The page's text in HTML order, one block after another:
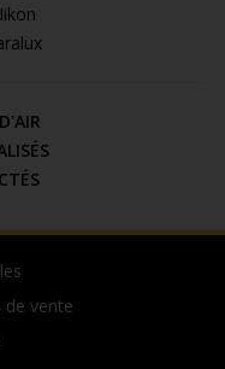
de vente